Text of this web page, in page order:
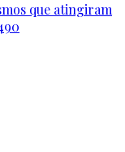
que atingiram